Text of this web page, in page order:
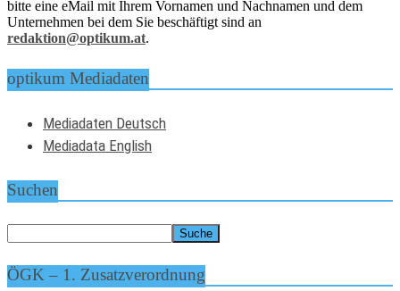
bitte eine eMail mit Ihrem Vornamen und Nachnamen und dem
Unternehmen bei dem Sie beschäftigt sind an
redaktion@optikum.at.
optikum Mediadaten
Mediadaten Deutsch
Mediadata English
Suchen
ÖGK – 1. Zusatzverordnung